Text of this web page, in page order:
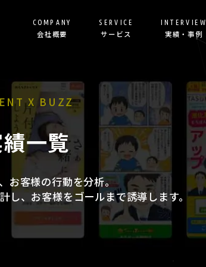
COMPANY
会社概要
SERVICE
サービス
ランディングページ制作
SEO記事制作
Shopify構築
オウンドメディア立ち上げ＆運用代行
その他サービス
INTERVIEW
実績・事例
X BUZZ
一覧
お客様の行動を分析。
し、お客様をゴールまで誘導します。